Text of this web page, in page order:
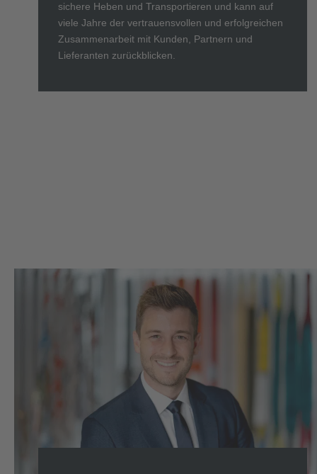
sichere Heben und Transportieren und kann auf
viele Jahre der vertrauensvollen und erfolgreichen
Zusammenarbeit mit Kunden, Partnern und
Lieferanten zurückblicken.